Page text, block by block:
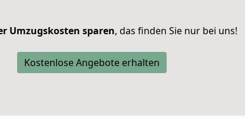
Umzugskosten sparen, das finden Sie nur bei uns!
Kostenlose Angebote erhalten